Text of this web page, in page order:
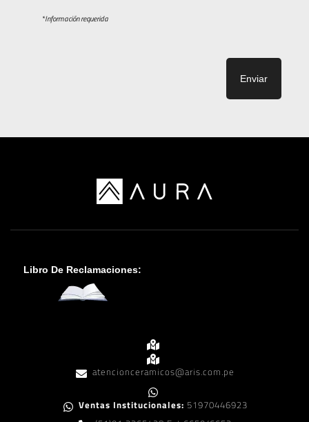
*Información requerida
Enviar
atencionceramicos@aris.com.pe
Ventas Institucionales: 51970446923
Libro De Reclamaciones: